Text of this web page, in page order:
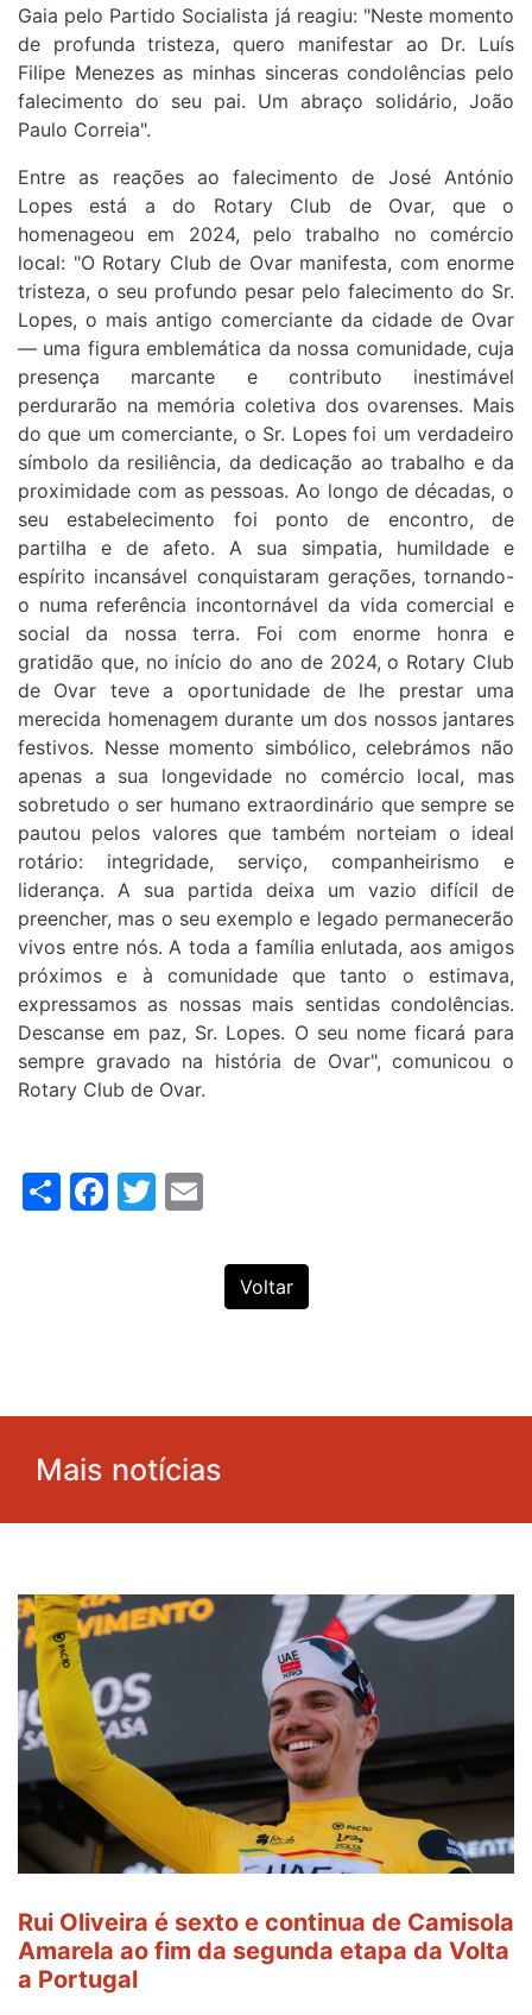
Gaia pelo Partido Socialista já reagiu: "Neste momento
de profunda tristeza, quero manifestar ao Dr. Luís
Filipe Menezes as minhas sinceras condolências pelo
falecimento do seu pai. Um abraço solidário, João
Paulo Correia".
Entre as reações ao falecimento de José António
Lopes está a do Rotary Club de Ovar, que o
homenageou em 2024, pelo trabalho no comércio
local: "O Rotary Club de Ovar manifesta, com enorme
tristeza, o seu profundo pesar pelo falecimento do Sr.
Lopes, o mais antigo comerciante da cidade de Ovar
— uma figura emblemática da nossa comunidade, cuja
presença marcante e contributo inestimável
perdurarão na memória coletiva dos ovarenses. Mais
do que um comerciante, o Sr. Lopes foi um verdadeiro
símbolo da resiliência, da dedicação ao trabalho e da
proximidade com as pessoas. Ao longo de décadas, o
seu estabelecimento foi ponto de encontro, de
partilha e de afeto. A sua simpatia, humildade e
espírito incansável conquistaram gerações, tornando-
o numa referência incontornável da vida comercial e
social da nossa terra. Foi com enorme honra e
gratidão que, no início do ano de 2024, o Rotary Club
de Ovar teve a oportunidade de lhe prestar uma
merecida homenagem durante um dos nossos jantares
festivos. Nesse momento simbólico, celebrámos não
apenas a sua longevidade no comércio local, mas
sobretudo o ser humano extraordinário que sempre se
pautou pelos valores que também norteiam o ideal
rotário: integridade, serviço, companheirismo e
liderança. A sua partida deixa um vazio difícil de
preencher, mas o seu exemplo e legado permanecerão
vivos entre nós. A toda a família enlutada, aos amigos
próximos e à comunidade que tanto o estimava,
expressamos as nossas mais sentidas condolências.
Descanse em paz, Sr. Lopes. O seu nome ficará para
sempre gravado na história de Ovar", comunicou o
Rotary Club de Ovar.
ShareFacebook
Twitter
Voltar
Mais notícias
Rui Oliveira é sexto e continua de Camisola
Amarela ao fim da segunda etapa da Volta
a Portugal